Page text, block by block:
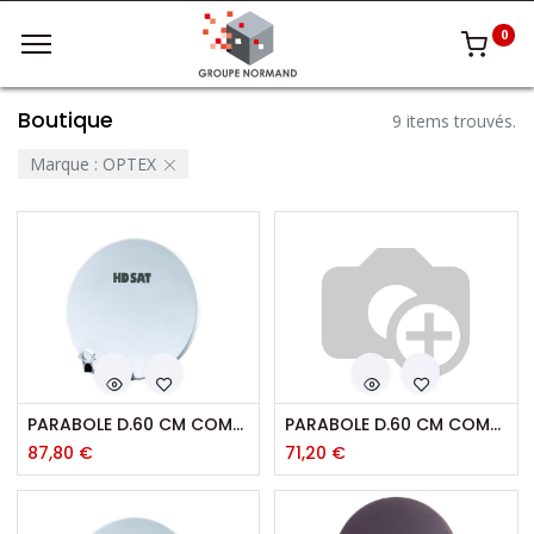
0
Boutique
9 items trouvés.
Marque : OPTEX
PARABOLE D.60 CM COMPOSITE + BRIDE INOX
87,80 €
PARABOLE D.60 CM COMPOSITE - COULEUR
71,20 €